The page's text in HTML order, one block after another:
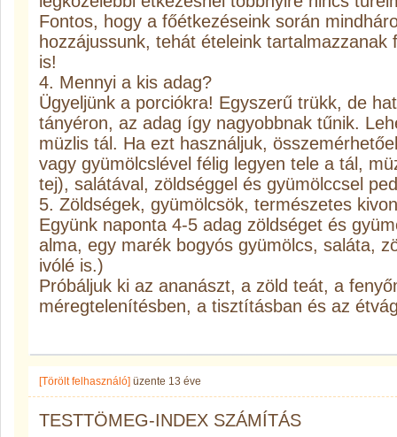
Fontos, hogy a főétkezéseink során
hozzájussunk, tehát ételeink
is!
4. Mennyi a kis adag?
Ügyeljünk a porciókra! Egyszerű trükk, de
tányéron, az adag így nagyobbnak tűnik.
müzlis tál. Ha ezt használjuk,
vagy gyümölcslével félig legyen tele a tál,
tej), salátával, zöldséggel és gyümölccsel
5. Zöldségek, gyümölcsök, természetes
Együnk naponta 4-5 adag zöldséget és
alma, egy marék bogyós gyümölcs, saláta,
ivólé is.)
Próbáljuk ki az ananászt, a zöld teát, a
méregtelenítésben, a tisztításban és az
[Törölt felhasználó] üzente 13 éve
TESTTÖMEG-INDEX SZÁMÍTÁS